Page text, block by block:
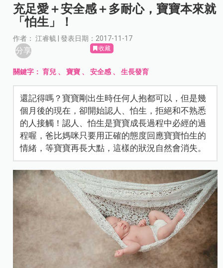
充足愛＋安全感＋多耐心，寶寶本來就
「怕生」！
作者： 江睿毓 | 發表日期：2017-11-17
分享 收藏
關鍵字：育兒 、寶寶 、安全感 、生長發育
還記得嗎？寶寶剛出生時任何人抱都可以，但是幾
個月後的現在，卻開始認人、怕生，拒絕和不熟悉
的人接觸！認人、怕生是寶寶成長過程中必經的過
程喔，爸比媽咪只要用正確的態度回應寶寶怕生的
情緒，等寶寶再長大點，這樣的狀況自然會消失。